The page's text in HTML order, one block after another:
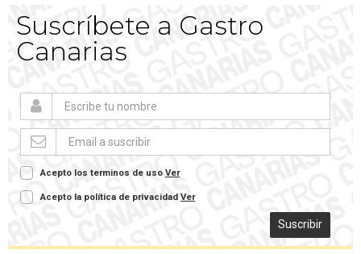
Suscríbete a Gastro
Canarias
Acepto los terminos de uso Ver
Acepto la política de privacidad Ver
Suscribir